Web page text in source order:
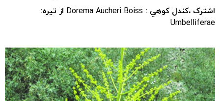
اشترک ،کندل کوهي : Dorema Aucheri Boiss از تيره:
Umbelliferae